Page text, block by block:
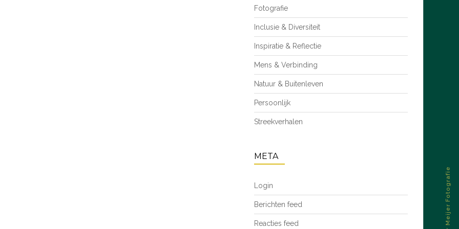
Fotografie
Inclusie & Diversiteit
Inspiratie & Reflectie
Mens & Verbinding
Natuur & Buitenleven
Persoonlijk
Streekverhalen
META
Login
Berichten feed
Reacties feed